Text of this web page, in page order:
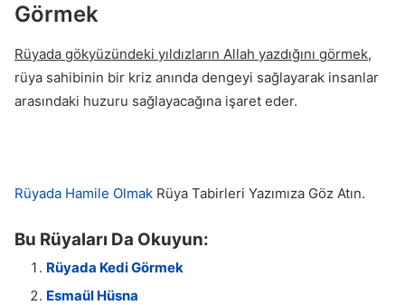
Görmek
Rüyada gökyüzündeki yıldızların Allah yazdığını görmek,
rüya sahibinin bir kriz anında dengeyi sağlayarak insanlar
arasındaki huzuru sağlayacağına işaret eder.
Rüyada Hamile Olmak Rüya Tabirleri Yazımıza Göz Atın.
Bu Rüyaları Da Okuyun:
Rüyada Kedi Görmek
Esmaül Hüsna